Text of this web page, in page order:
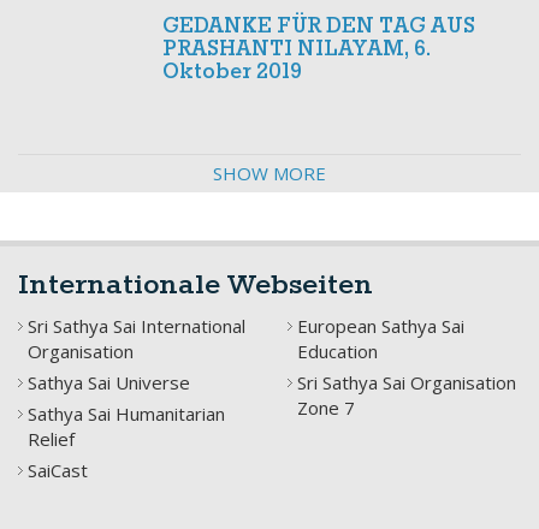
GEDANKE FÜR DEN TAG AUS
PRASHANTI NILAYAM, 6.
Oktober 2019
SHOW MORE
Internationale Webseiten
Sri Sathya Sai International
Organisation
Sathya Sai Universe
Sathya Sai Humanitarian
Relief
SaiCast
European Sathya Sai
Education
Sri Sathya Sai Organisation
Zone 7